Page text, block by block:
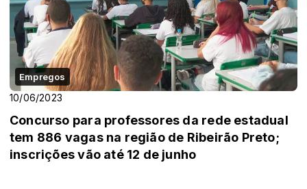
Empregos
10/06/2023
Concurso para professores da rede estadual
tem 886 vagas na região de Ribeirão Preto;
inscrições vão até 12 de junho